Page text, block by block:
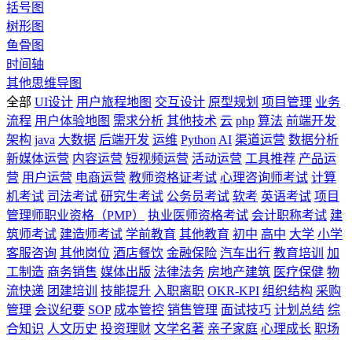
括号图
树形图
鱼骨图
时间轴
其他思维导图
全部 UI设计 用户旅程地图 交互设计 原型规划 项目管理 业务
流程 用户体验地图 需求分析 其他技术 云 php 算法 前端开发
架构 java 大数据 后端开发 运维 Python AI 渠道运营 数据分析
新媒体运营 内容运营 短视频运营 活动运营 工具推荐 产品运
营 用户运营 电商运营 教师资格证考试 心理咨询师考试 计算
机考试 司法考试 研究生考试 公务员考试 软考 英语考试 项目
管理师职业资格（PMP）
执业医师资格考试 会计职称考试 建
筑师考试 建造师考试 学前教育 其他教育 初中 高中 大学 小学
客服咨询 其他岗位 酒店餐饮 金融保险 汽车出行 教育培训
加
工制造 商务销售 媒体出版 法律法务 房地产建筑 医疗保健 物
流快递 团建培训 技能提升 入职离职 OKR-KPI 组织结构 采购
管理 会议纪要 SOP 成本管控 销售管理 面试技巧 计划总结 综
合知识 人文历史 投资理财 文学名著 亲子家庭 心理成长 职场